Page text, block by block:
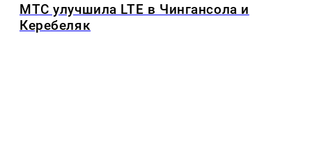
МТС улучшила LTE в Чингансола и
Керебеляк